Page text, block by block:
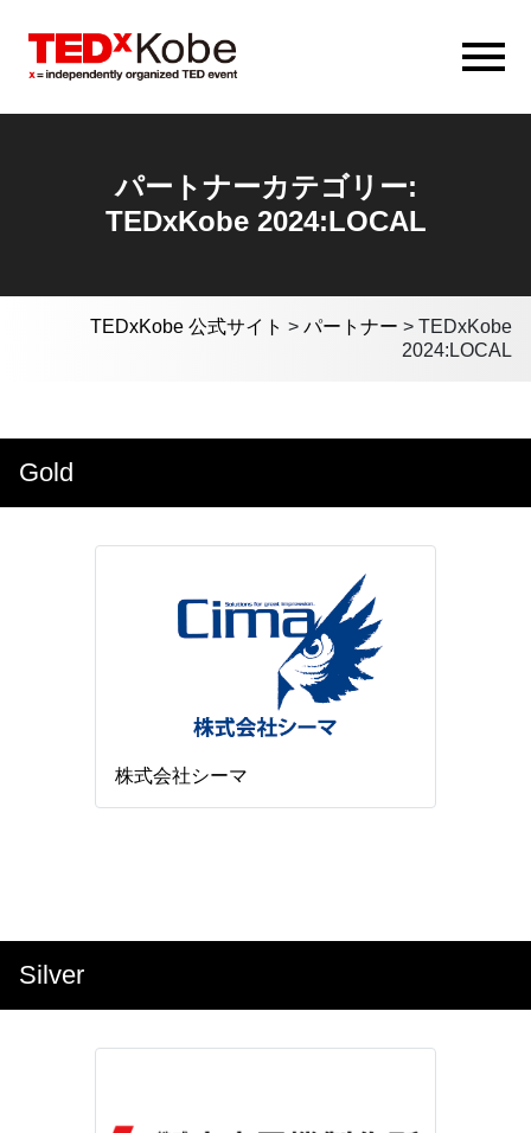
パートナーカテゴリー:
TEDxKobe 2024:LOCAL
TEDxKobe 公式サイト > パートナー > TEDxKobe
2024:LOCAL
Gold
株式会社シーマ
Silver